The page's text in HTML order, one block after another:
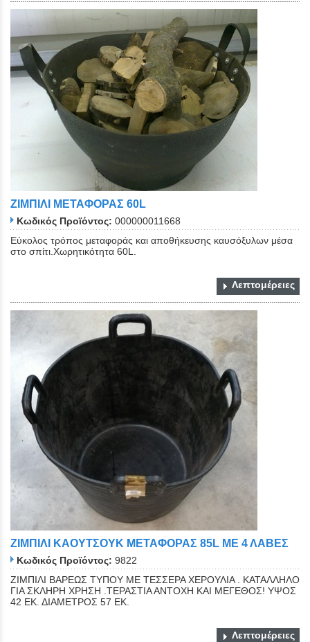
ΖΙΜΠΙΛΙ ΜΕΤΑΦΟΡΑΣ 60L
Κωδικός Προϊόντος: 000000011668
Εύκολος τρόπος μεταφοράς και αποθήκευσης καυσόξυλων μέσα
στο σπίτι.Χωρητικότητα 60L.
Λεπτομέρειες
ΖΙΜΠΙΛΙ ΚΑΟΥΤΣΟΥΚ ΜΕΤΑΦΟΡΑΣ 85L ΜΕ 4 ΛΑΒΕΣ
Κωδικός Προϊόντος: 9822
ΖΙΜΠΙΛΙ ΒΑΡΕΩΣ ΤΥΠΟΥ ΜΕ ΤΕΣΣΕΡΑ ΧΕΡΟΥΛΙΑ . ΚΑΤΑΛΛΗΛΟ
ΓΙΑ ΣΚΛΗΡΗ ΧΡΗΣΗ .ΤΕΡΑΣΤΙΑ ΑΝΤΟΧΗ ΚΑΙ ΜΕΓΕΘΟΣ! ΥΨΟΣ
42 ΕΚ. ΔΙΑΜΕΤΡΟΣ 57 ΕΚ.
Λεπτομέρειες